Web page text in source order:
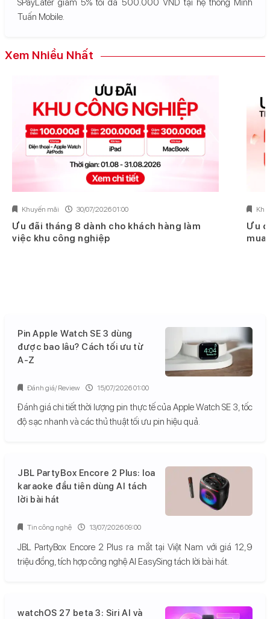
SPayLater giảm 5% tối đa 500.000 VND tại hệ thống Minh
Tuấn Mobile.
Xem Nhiều Nhất
Khuyến mãi 30/07/2026 01:00
Ưu đãi tháng 8 dành cho khách hàng làm
việc khu công nghiệp
Ưu
mua
Pin Apple Watch SE 3 dùng
được bao lâu? Cách tối ưu từ
A-Z
Đánh giá chi tiết thời lượng pin thực tế của Apple Watch SE 3, tốc
độ sạc nhanh và các thủ thuật tối ưu pin hiệu quả.
Đánh giá/ Review 15/07/2026 01:00
JBL PartyBox Encore 2 Plus: loa
karaoke đầu tiên dùng AI tách
lời bài hát
JBL PartyBox Encore 2 Plus ra mắt tại Việt Nam với giá 12,9
triệu đồng, tích hợp công nghệ AI EasySing tách lời bài hát.
Tin công nghệ 13/07/2026 09:00
watchOS 27 beta 3: Siri AI và